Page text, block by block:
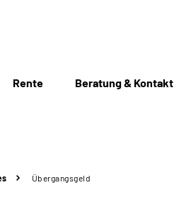
Rente Beratung & Kontakt
Übergangsgeld